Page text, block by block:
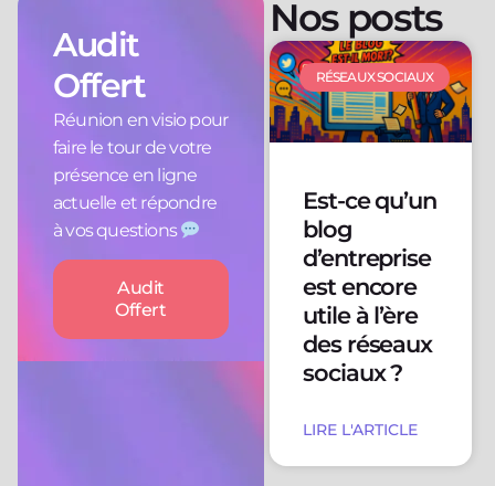
Audit
Offert
Réunion en visio pour
faire le tour de votre
présence en ligne
actuelle et répondre
à vos questions
Audit
Offert
Nos posts
RÉSEAUX SOCIAUX
Est-ce qu’un
blog
d’entreprise
est encore
utile à l’ère
des réseaux
sociaux ?
LIRE L'ARTICLE